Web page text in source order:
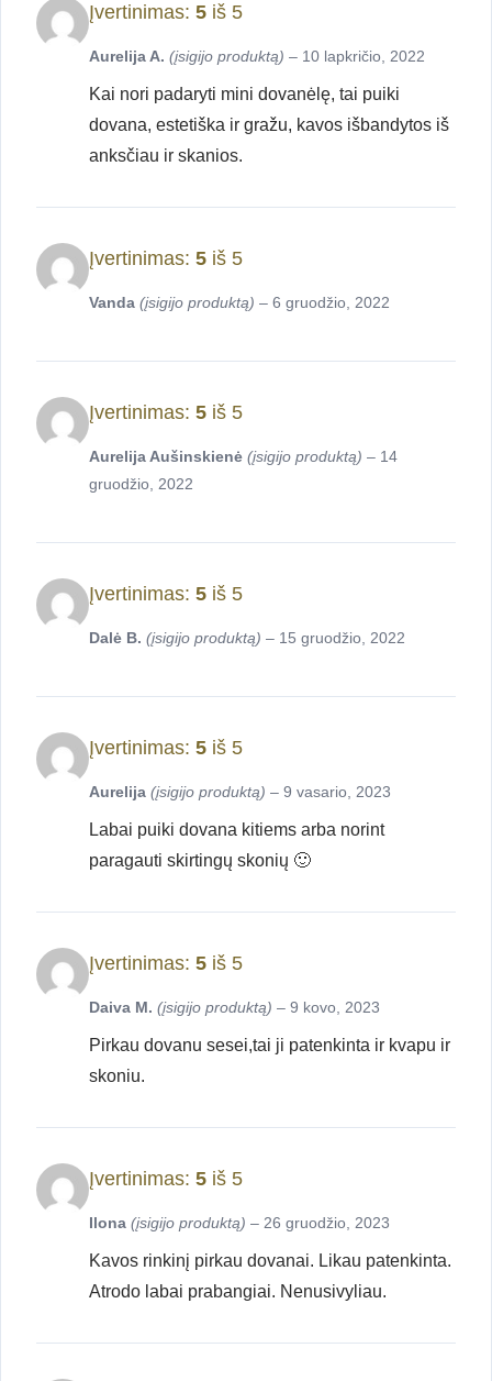
Įvertinimas: 5 iš 5
Aurelija A. (įsigijo produktą) – 10 lapkričio, 2022
Kai nori padaryti mini dovanėlę, tai puiki
dovana, estetiška ir gražu, kavos išbandytos iš
anksčiau ir skanios.
Įvertinimas: 5 iš 5
Vanda (įsigijo produktą) – 6 gruodžio, 2022
Įvertinimas: 5 iš 5
Aurelija Aušinskienė (įsigijo produktą) – 14
gruodžio, 2022
Įvertinimas: 5 iš 5
Dalė B. (įsigijo produktą) – 15 gruodžio, 2022
Įvertinimas: 5 iš 5
Aurelija (įsigijo produktą) – 9 vasario, 2023
Labai puiki dovana kitiems arba norint
paragauti skirtingų skonių 🙂
Įvertinimas: 5 iš 5
Daiva M. (įsigijo produktą) – 9 kovo, 2023
Pirkau dovanu sesei,tai ji patenkinta ir kvapu ir
skoniu.
Įvertinimas: 5 iš 5
Ilona (įsigijo produktą) – 26 gruodžio, 2023
Kavos rinkinį pirkau dovanai. Likau patenkinta.
Atrodo labai prabangiai. Nenusivyliau.